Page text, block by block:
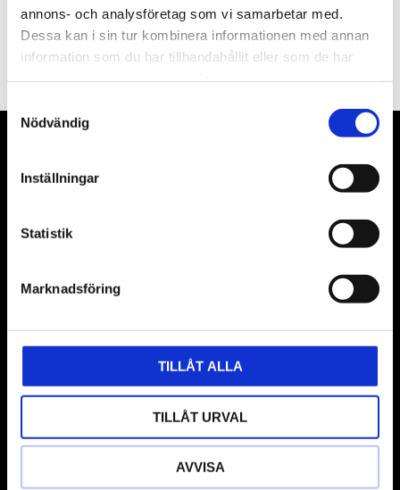
annons- och analysföretag som vi samarbetar med.
Dessa kan i sin tur kombinera informationen med annan
information som du har tillhandahållit eller som de har
Nödvändig
Inställningar
Statistik
Marknadsföring
TILLÅT ALLA
TILLÅT URVAL
AVVISA
PRENUMERERA
Dina personuppgifter behandlas i enlighet med vårintegritetspolicy
Våra främsta leverantörer är KS Tools verktyg, ATH billyftar
& däckmaskiner och Master luftmaskiner. Kontakta oss
gärna om vad som helst då vi gör vårt yttersta för att hjälpa